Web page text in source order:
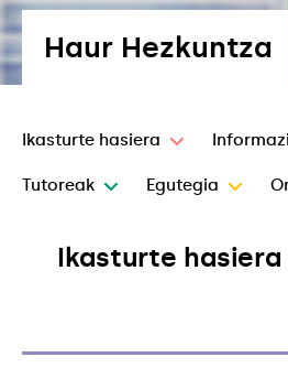
Derrigorrezko
Haur Hezkuntza
Ikasturte hasiera
Tutoreak Egutegia
Ikasturte hasiera